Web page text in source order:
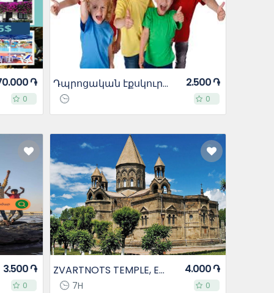
0
0
֏ Դպրոցական էքսկուրսիաներ տարրական դպրոց
0
0
2.500 ֏
0
0
3.500 ֏ ZVARTNOTS TEMPLE, ECHMIADZIN TOWN
0
0
7H
4.000 ֏